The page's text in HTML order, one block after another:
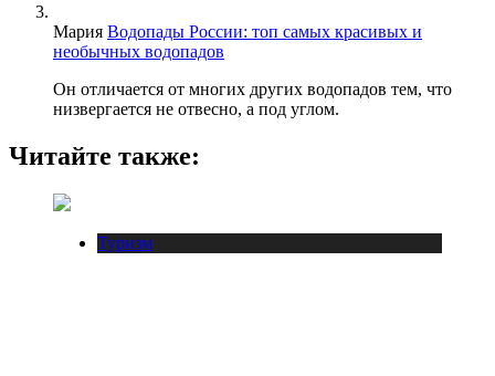
Мария Водопады России: топ самых красивых и
необычных водопадов
Он отличается от многих других водопадов тем, что
низвергается не отвесно, а под углом.
Читайте также:
Туризм